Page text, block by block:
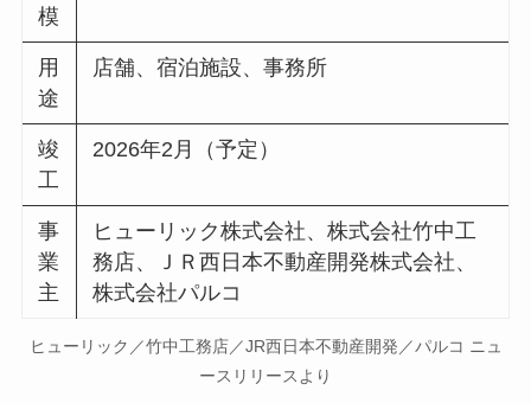
模
用
途
店舗、宿泊施設、事務所
竣
工
2026年2月（予定）
事
業
主
ヒューリック株式会社、株式会社竹中工
務店、ＪＲ西日本不動産開発株式会社、
株式会社パルコ
ヒューリック／竹中工務店／JR西日本不動産開発／パルコ ニュ
ースリリースより